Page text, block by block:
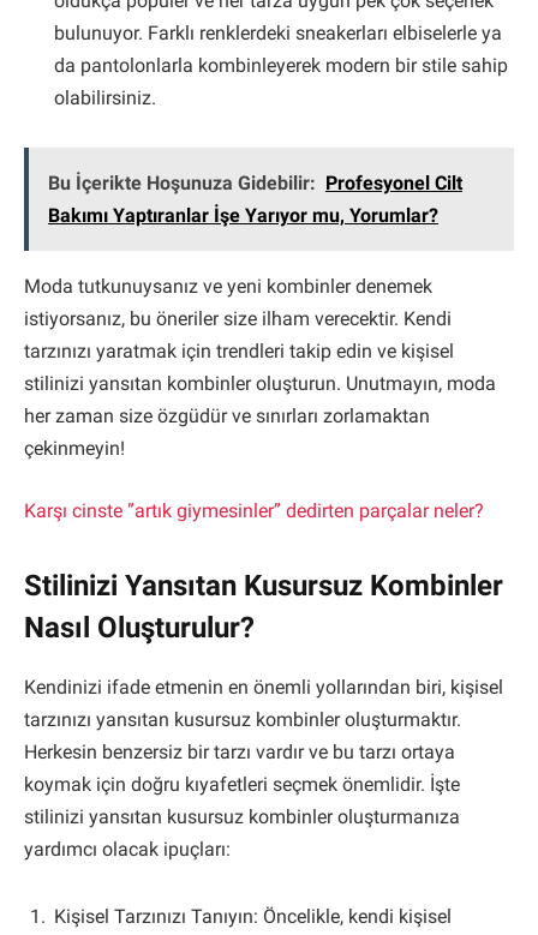
bulunuyor. Farklı renklerdeki sneakerları elbiselerle ya
da pantolonlarla kombinleyerek modern bir stile sahip
olabilirsiniz.
Bu İçerikte Hoşunuza Gidebilir: Profesyonel Cilt
Bakımı Yaptıranlar İşe Yarıyor mu, Yorumlar?
Moda tutkunuysanız ve yeni kombinler denemek
istiyorsanız, bu öneriler size ilham verecektir. Kendi
tarzınızı yaratmak için trendleri takip edin ve kişisel
stilinizi yansıtan kombinler oluşturun. Unutmayın, moda
her zaman size özgüdür ve sınırları zorlamaktan
çekinmeyin!
Karşı cinste ”artık giymesinler” dedirten parçalar neler?
Stilinizi Yansıtan Kusursuz Kombinler
Nasıl Oluşturulur?
Kendinizi ifade etmenin en önemli yollarından biri, kişisel
tarzınızı yansıtan kusursuz kombinler oluşturmaktır.
Herkesin benzersiz bir tarzı vardır ve bu tarzı ortaya
koymak için doğru kıyafetleri seçmek önemlidir. İşte
stilinizi yansıtan kusursuz kombinler oluşturmanıza
yardımcı olacak ipuçları:
Kişisel Tarzınızı Tanıyın: Öncelikle, kendi kişisel